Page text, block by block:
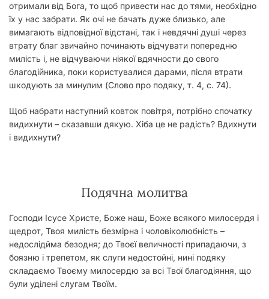
отримали від Бога, то щоб привести нас до тями, необхідно
їх у нас забрати. Як очі не бачать дуже близько, але
вимагають відповідної від­стані, так і невдячні душі через
втрату благ звичайно починають відчувати попередню
милість і, не відчуваючи ніякої вдячности до свого
благодійника, поки користувалися дарами, після втрати
шкодують за минулим (Слово про подяку, т. 4, с. 74).
Щоб набрати наступний ковток повітря, потрібно спочатку
видихнути – сказавши дякую. Хіба це не радість? Вдихнути
і видихнути?
Подячна молитва
Господи Ісусе Христе, Боже наш, Боже всякого милосердя і
щедрот, Твоя милість безмірна і чоловіколюбність –
недослідйма безодня; до Твоєї величності припадаючи, з
боязню і трепетом, як слуги недостойні, нині подяку
складаємо Твоєму милосердю за всі Твої благодіяння, що
були уділені слугам Твоїм.